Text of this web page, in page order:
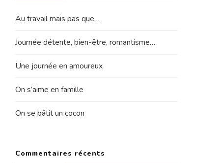
Au travail mais pas que…
Journée détente, bien-être, romantisme…
Une journée en amoureux
On s’aime en famille
On se bâtit un cocon
Commentaires récents